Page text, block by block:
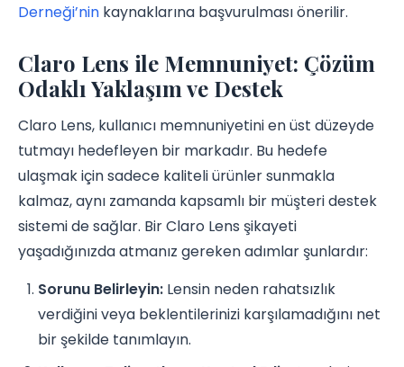
Derneği’nin kaynaklarına başvurulması önerilir.
Claro Lens ile Memnuniyet: Çözüm
Odaklı Yaklaşım ve Destek
Claro Lens, kullanıcı memnuniyetini en üst düzeyde
tutmayı hedefleyen bir markadır. Bu hedefe
ulaşmak için sadece kaliteli ürünler sunmakla
kalmaz, aynı zamanda kapsamlı bir müşteri destek
sistemi de sağlar. Bir Claro Lens şikayeti
yaşadığınızda atmanız gereken adımlar şunlardır:
Sorunu Belirleyin: Lensin neden rahatsızlık
verdiğini veya beklentilerinizi karşılamadığını net
bir şekilde tanımlayın.